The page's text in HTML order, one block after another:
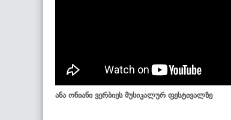
ანა ონიანი ვერბიეს მუსიკალურ ფესტივალზე